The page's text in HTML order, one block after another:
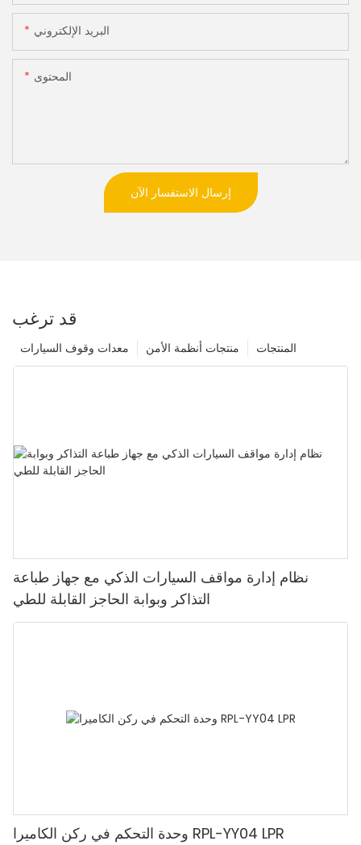
البريد الإلكتروني
المحتوى
إرسال الاستفسار الآن
قد ترغب
المنتجات منتجات أنظمة الأمن معدات وقوف السيارات
نظام إدارة مواقف السيارات الذكي مع جهاز طباعة
التذاكر وبوابة الحاجز القابلة للطي
وحدة التحكم في ركن الكاميرا RPL-YY04 LPR